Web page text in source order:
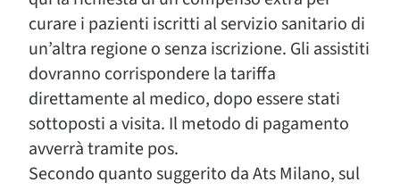
curare i pazienti iscritti al servizio sanitario di
un’altra regione o senza iscrizione. Gli assistiti
dovranno corrispondere la tariffa
direttamente al medico, dopo essere stati
sottoposti a visita. Il metodo di pagamento
avverrà tramite pos.
Secondo quanto suggerito da Ats Milano, sul